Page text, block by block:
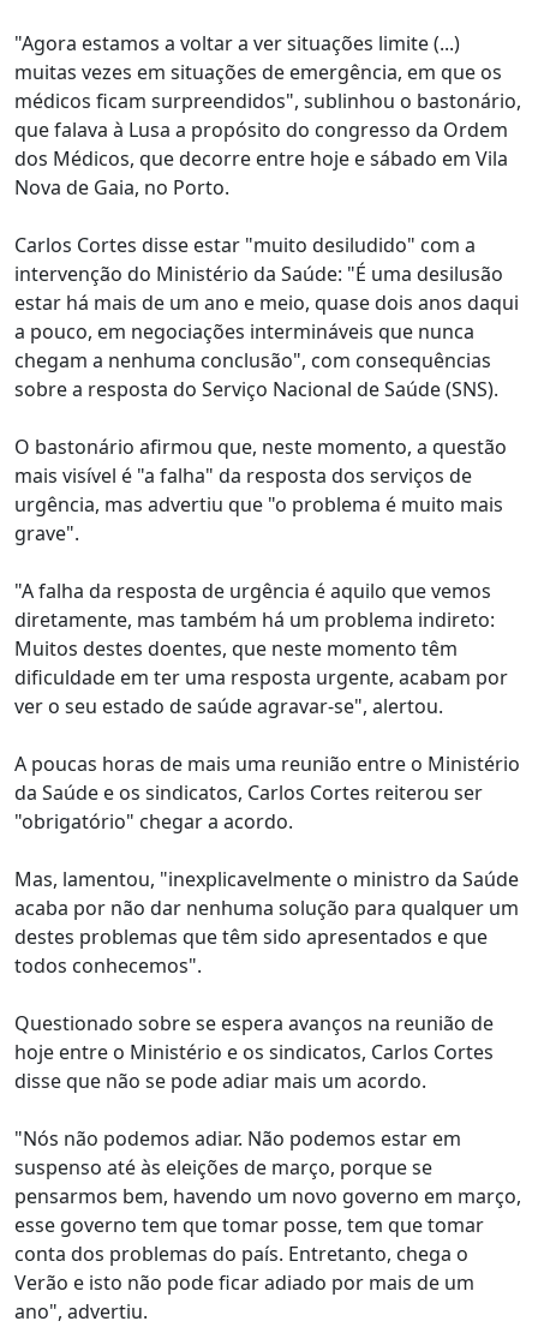
"Agora estamos a voltar a ver situações limite (...)
muitas vezes em situações de emergência, em que os
médicos ficam surpreendidos", sublinhou o bastonário,
que falava à Lusa a propósito do congresso da Ordem
dos Médicos, que decorre entre hoje e sábado em Vila
Nova de Gaia, no Porto.
Carlos Cortes disse estar "muito desiludido" com a
intervenção do Ministério da Saúde: "É uma desilusão
estar há mais de um ano e meio, quase dois anos daqui
a pouco, em negociações intermináveis que nunca
chegam a nenhuma conclusão", com consequências
sobre a resposta do Serviço Nacional de Saúde (SNS).
O bastonário afirmou que, neste momento, a questão
mais visível é "a falha" da resposta dos serviços de
urgência, mas advertiu que "o problema é muito mais
grave".
"A falha da resposta de urgência é aquilo que vemos
diretamente, mas também há um problema indireto:
Muitos destes doentes, que neste momento têm
dificuldade em ter uma resposta urgente, acabam por
ver o seu estado de saúde agravar-se", alertou.
A poucas horas de mais uma reunião entre o Ministério
da Saúde e os sindicatos, Carlos Cortes reiterou ser
"obrigatório" chegar a acordo.
Mas, lamentou, "inexplicavelmente o ministro da Saúde
acaba por não dar nenhuma solução para qualquer um
destes problemas que têm sido apresentados e que
todos conhecemos".
Questionado sobre se espera avanços na reunião de
hoje entre o Ministério e os sindicatos, Carlos Cortes
disse que não se pode adiar mais um acordo.
"Nós não podemos adiar. Não podemos estar em
suspenso até às eleições de março, porque se
pensarmos bem, havendo um novo governo em março,
esse governo tem que tomar posse, tem que tomar
conta dos problemas do país. Entretanto, chega o
Verão e isto não pode ficar adiado por mais de um
ano", advertiu.